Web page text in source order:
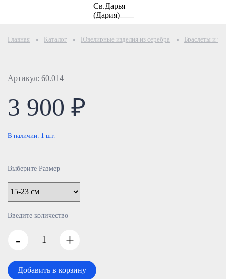
Главная Каталог Ювелирные изделия из серебра Браслеты и
Артикул: 60.014
3 900 ₽
В наличии: 1 шт.
Выберите Размер
Введите количество
- +
Добавить в корзину